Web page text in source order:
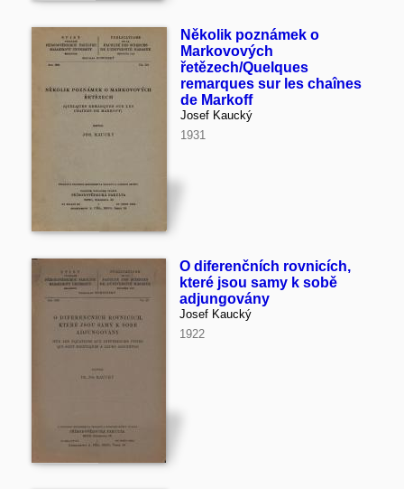
Několik poznámek o
Markovových
řetězech/Quelques
remarques sur les chaînes
de Markoff
Josef Kaucký
1931
O diferenčních rovnicích,
které jsou samy k sobě
adjungovány
Josef Kaucký
1922